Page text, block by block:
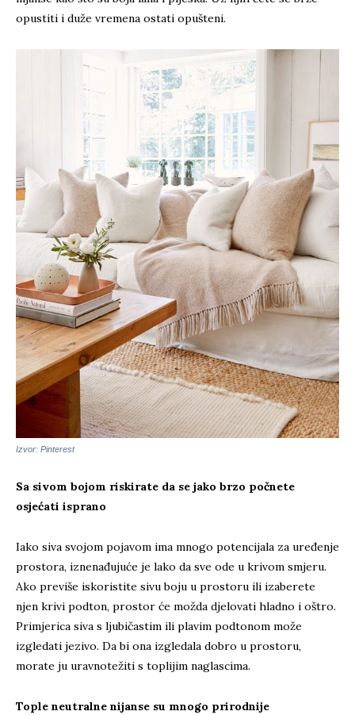
opustiti i duže vremena ostati opušteni.
Izvor: Pinterest
Sa sivom bojom riskirate da se jako brzo počnete
osjećati isprano
Iako siva svojom pojavom ima mnogo potencijala za uređenje
prostora, iznenađujuće je lako da sve ode u krivom smjeru.
Ako previše iskoristite sivu boju u prostoru ili izaberete
njen krivi podton, prostor će možda djelovati hladno i oštro.
Primjerica siva s ljubičastim ili plavim podtonom može
izgledati jezivo. Da bi ona izgledala dobro u prostoru,
morate ju uravnotežiti s toplijim naglascima.
Tople neutralne nijanse su mnogo prirodnije